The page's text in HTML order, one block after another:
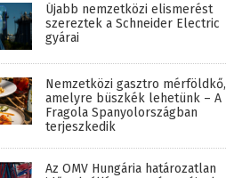
Újabb nemzetközi elismerést
szereztek a Schneider Electric
gyárai
Nemzetközi gasztro mérföldkő,
amelyre büszkék lehetünk – A
Fragola Spanyolországban
terjeszkedik
Az OMV Hungária határozatlan